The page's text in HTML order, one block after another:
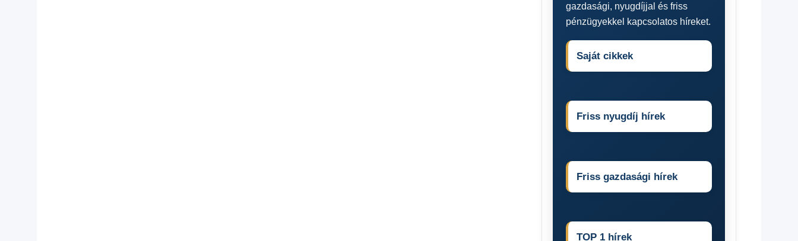
gazdasági, nyugdíjjal és friss
pénzügyekkel kapcsolatos híreket.
Saját cikkek
Friss nyugdíj hírek
Friss gazdasági hírek
TOP 1 hírek